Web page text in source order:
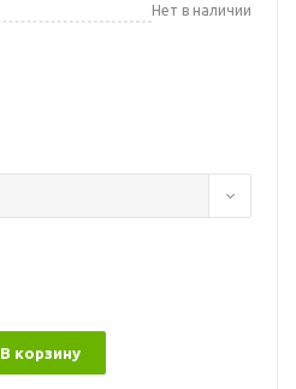
Нет в наличии
В корзину